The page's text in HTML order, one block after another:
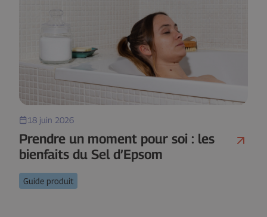
18 juin 2026
Prendre un moment pour soi : les
bienfaits du Sel d’Epsom
Guide produit